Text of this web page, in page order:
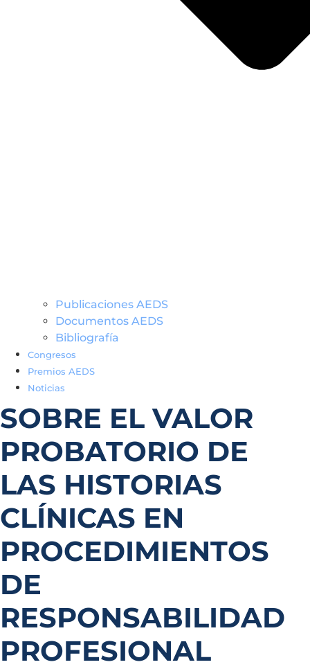
Publicaciones AEDS
Documentos AEDS
Bibliografía
Congresos
Premios AEDS
Noticias
SOBRE EL VALOR
PROBATORIO DE
LAS HISTORIAS
CLÍNICAS EN
PROCEDIMIENTOS
DE
RESPONSABILIDAD
PROFESIONAL